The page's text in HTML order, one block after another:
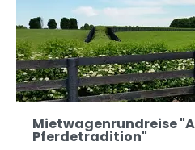
Mietwagenrundreise
Pferdetradition"